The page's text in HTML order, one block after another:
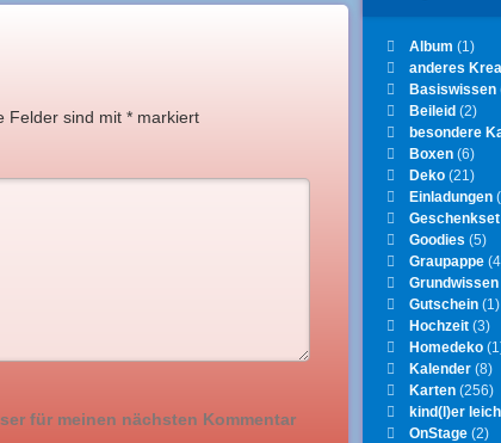
Felder sind mit * markiert
für meinen nächsten Kommentar
Album (1)
anderes
Basiswissen
Beileid(2)
besondere
Boxen(6)
Deko(21)
Einladungen
Geschenkset
Goodies (5)
Graupappe
Grundwissen
Gutschein(1)
Hochzeit(3)
Homedeko
Kalender(8)
Karten(256)
kind(l)er
OnStage(2)